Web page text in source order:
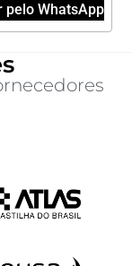
pelo WhatsApp